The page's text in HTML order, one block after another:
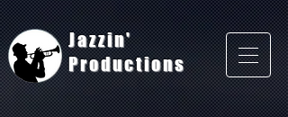
Jazzin'
Productions